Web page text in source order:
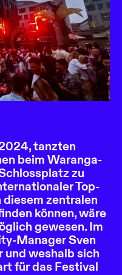
tanzten
beim Waranga-
zu
Top-
diesem zentralen
können, wäre
gewesen. Im
Manager Sven
und weshalb sich
für das Festival